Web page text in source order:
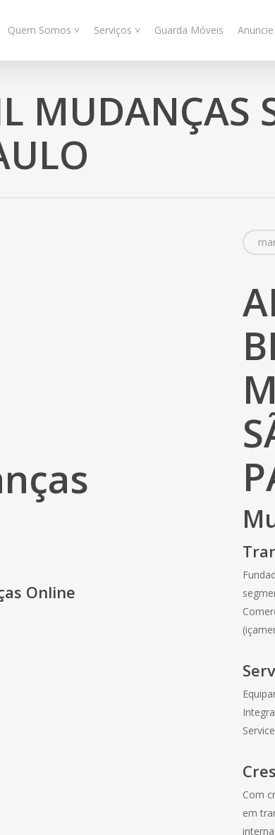
Quem Somos ˅ Serviços ˅ Guarda Móveis Anuncie
MUDANÇAS
Online
Com
em